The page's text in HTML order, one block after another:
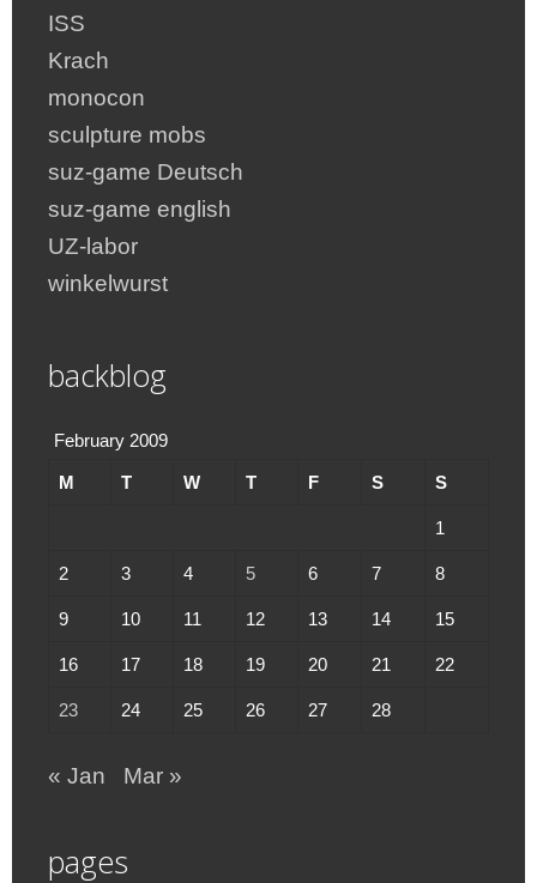
ISS
Krach
monocon
sculpture mobs
suz-game Deutsch
suz-game english
UZ-labor
winkelwurst
backblog
February 2009
M T W T F S S
1
2 3 4 5 6 7 8
9 10 11 12 13 14 15
16 17 18 19 20 21 22
23 24 25 26 27 28
« Jan Mar »
pages